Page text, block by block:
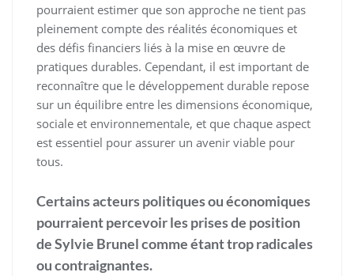
pourraient estimer que son approche ne tient pas
pleinement compte des réalités économiques et
des défis financiers liés à la mise en œuvre de
pratiques durables. Cependant, il est important de
reconnaître que le développement durable repose
sur un équilibre entre les dimensions économique,
sociale et environnementale, et que chaque aspect
est essentiel pour assurer un avenir viable pour
tous.
Certains acteurs politiques ou économiques
pourraient percevoir les prises de position
de Sylvie Brunel comme étant trop radicales
ou contraignantes.